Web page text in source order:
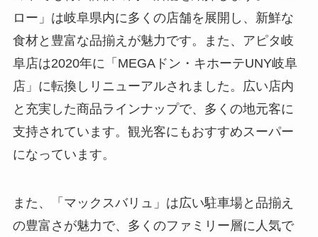
ロー」は岐阜県内に多くの店舗を展開し、新鮮な
食材と豊富な品揃えが魅力です。また、アピタ岐
阜店は2020年に「MEGAドン・キホーテUNY岐阜
店」に転換しリニューアルされました。広い店内
と充実した商品ラインナップで、多くの地元客に
支持されています。観光客にもおすすめスーパー
になっています。
また、「マックスバリュ」は広い駐車場と品揃え
の豊富さが魅力で、多くのファミリー層に人気で